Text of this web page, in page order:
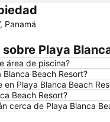
Panamá
Playa
área de piscina?
Beach Resort?
Playa Blanca Beach
Beach Resort?
cerca de Playa Blanca